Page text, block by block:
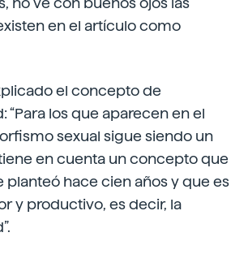
en el artículo como
el concepto de
“Para los que aparecen en el
sexual sigue siendo un
en cuenta un concepto que
planteó hace cien años y que es
y productivo, es decir, la